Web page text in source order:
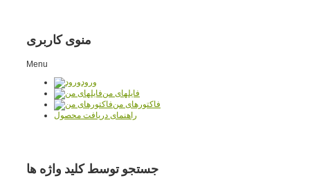
منوی کاربری
Menu
ورود
فایلهای من
فاکتورهای من
راهنمای دریافت محصول
جستجو توسط کلید واژه ها